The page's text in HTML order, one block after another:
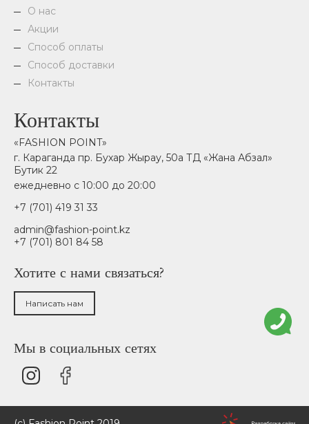
О нас
Акции
Способ оплаты
Способ доставки
Контакты
Контакты
«FASHION POINT»
г. Караганда пр. Бухар Жырау, 50а ТД «Жана Абзал»
Бутик 22
ежедневно с 10:00 до 20:00
+7 (701) 419 31 33
admin@fashion-point.kz
+7 (701) 801 84 58
Хотите с нами связаться?
Написать нам
Мы в социальных сетях